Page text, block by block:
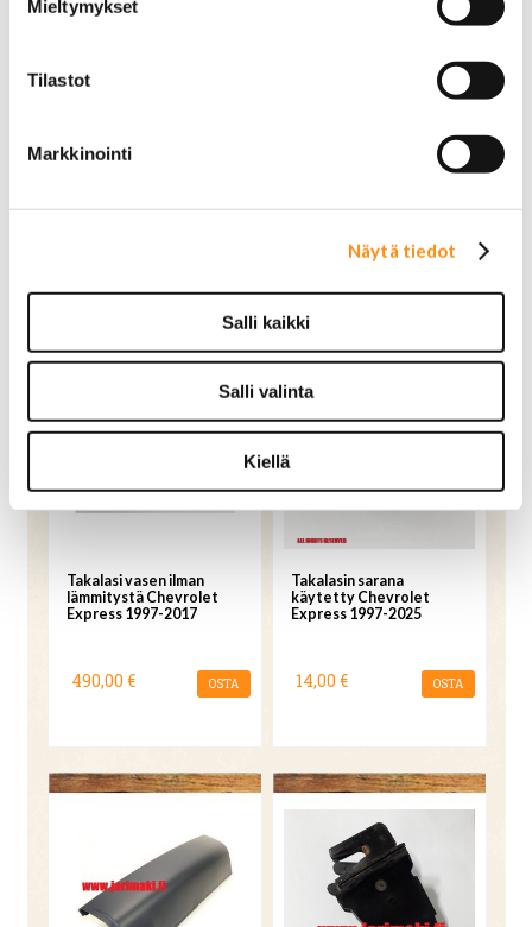
Mieltymykset
Tilastot
Markkinointi
Näytä tiedot
Salli kaikki
Salli valinta
Kiellä
Chevy Van 1997-2015
390,00 € OSTA
Takalasi vasen ilman
lämmitystä Chevrolet
Express 1997-2017
490,00 € OSTA
Takalasin sarana
käytetty Chevrolet
Express 1997-2025
14,00 € OSTA